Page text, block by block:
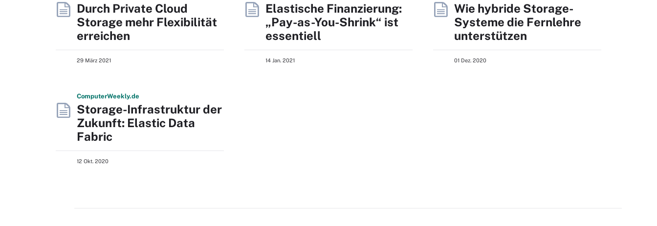
Durch Private Cloud
Storage mehr Flexibilität
erreichen
29 März 2021
Elastische Finanzierung:
„Pay-as-You-Shrink“ ist
essentiell
14 Jan. 2021
Wie hybride Storage-
Systeme die Fernlehre
unterstützen
01 Dez. 2020
ComputerWeekly.de
Storage-Infrastruktur der
Zukunft: Elastic Data
Fabric
12 Okt. 2020